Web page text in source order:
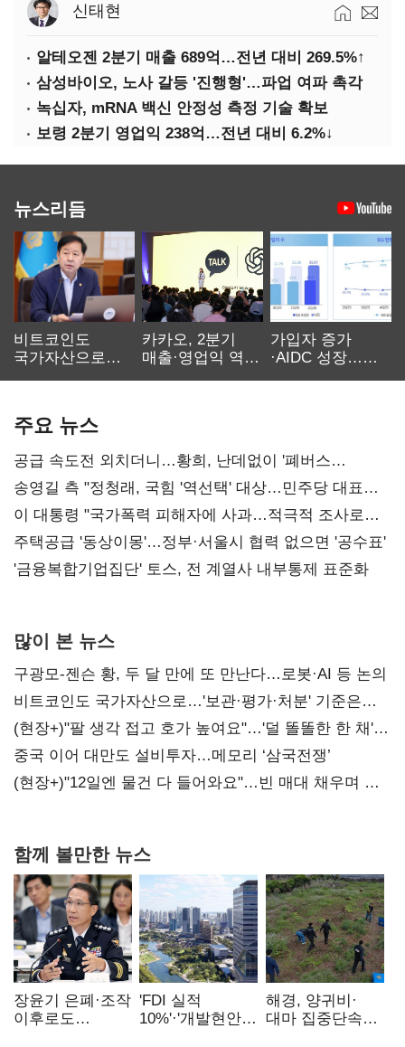
신태현
알테오젠 2분기 매출 689억…전년 대비 269.5%↑
삼성바이오, 노사 갈등 '진행형'…파업 여파 촉각
녹십자, mRNA 백신 안정성 측정 기술 확보
보령 2분기 영업익 238억…전년 대비 6.2%↓
뉴스리듬
비트코인도
국가자산으로…'
카카오, 2분기
매출·영업익 역대
가입자 증가
·AIDC 성장…
주요 뉴스
공급 속도전 외치더니…황희, 난데없이 '폐버스
리모델링' 제안
송영길 측 "정청래, 국힘 '역선택' 대상…민주당 대표로
총선 지휘 못해"
이 대통령 "국가폭력 피해자에 사과…적극적 조사로
진실 밝혀야"
주택공급 '동상이몽'…정부·서울시 협력 없으면 '공수표'
'금융복합기업집단' 토스, 전 계열사 내부통제 표준화
많이 본 뉴스
구광모-젠슨 황, 두 달 만에 또 만난다…로봇·AI 등 논의
비트코인도 국가자산으로…'보관·평가·처분' 기준은
숙제
(현장+)"팔 생각 접고 호가 높여요"…'덜 똘똘한 한 채'
20억 키맞추기
중국 이어 대만도 설비투자…메모리 ‘삼국전쟁’
(현장+)"12일엔 물건 다 들어와요"…빈 매대 채우며 문
함께 볼만한 뉴스
장윤기 은폐·조작
이후로도
'FDI 실적
10%'·'개발현안
해경, 양귀비·
대마 집중단속…